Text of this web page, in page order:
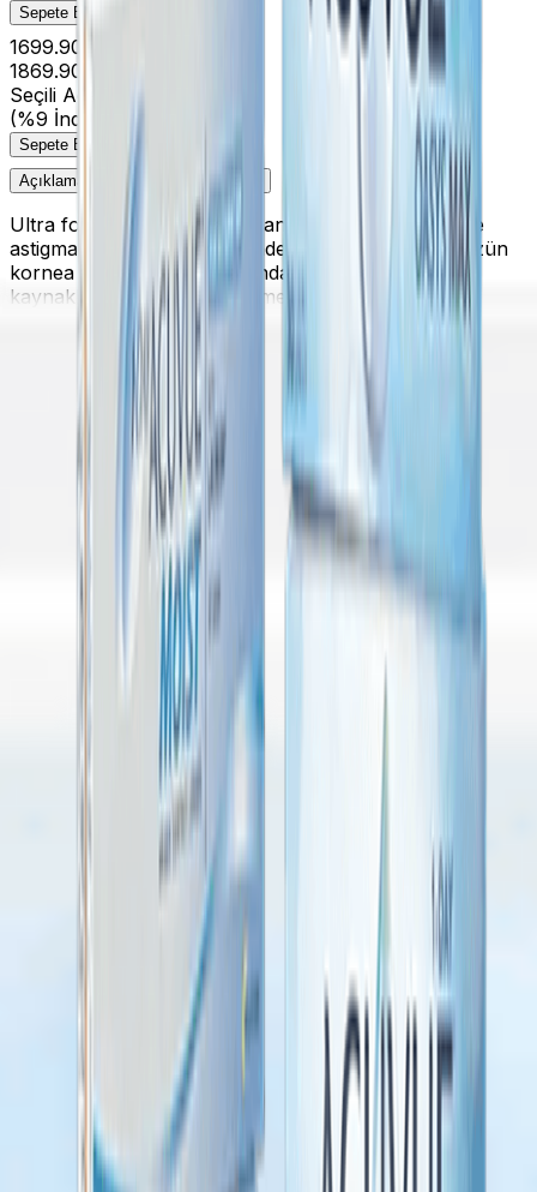
Sepete Ekle
1699.90 TL
1869.90 TL
Seçili Adet:
(%9 İndirim)
Sepete Ekle
Açıklama
Ultra for Astigmatism, adından da belli olduğu üzere
astigmatlı lensler kategorisindedir. Astigmatizma, gözün
kornea veya mercek yapısındaki düzensizliklerden
kaynaklanan yaygın bir görme bozukluğudur. Bu
durum, ışığın retina üzerinde düzgün bir şekilde
odaklanmasını engelleyerek bulanık veya bozulmuş
görmeye neden olabilir.
Ultra for Astigmatism
lensleri, bu problemi yaşayan bireyler için özel olarak
tasarlanmış olup, net ve konforlu bir görüş sağlamaya
yardımcı olur.
Ultra for Astigmatism Lenslerinin
Mükemmel Stabilizasyon Teknolojisi
Ultra for Astigmatism lensleri, gözde kaymayı
önleyen ve lensin doğru pozisyonda kalmasını
sağlayan
tasarımına sahiptir. Bu
sayede, görüş dalgalanmaları minimum
seviyeye indirilir.
Yüksek Oksijen Geçirgenliği
Lensler, silikon hidrojel materyalden üretilmiş
olup, gözlere yeterli miktarda oksijen
ulaşmasını sağlar. Bu, göz kuruluğunu ve
rahatsızlık hissini azaltarak gün boyu konfor
sunar.
MoistureSeal® Teknolojisi
Bu özel teknoloji sayesinde lensler gün
boyunca nemini korur ve göz kuruluğunu
minimize eder. Uzun süre bilgisayar ekranına
bakan veya dijital cihaz kullanan kişiler için
ideal bir seçenektir.
Geniş Güç Aralığı
Farklı astigmatizma derecelerine uyum
Bu Ürünü Alanlar Bunları da Aldı
1399.90 TL
Optimity Pro
1299.90 TL
1499.90 TL